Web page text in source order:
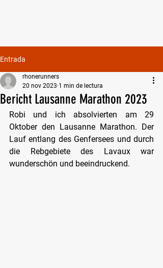
Entrada
Bericht Lausanne Marathon 2023
rhonerunners
20 nov 2023 1 min de lectura
Robi und ich absolvierten am 29
Oktober den Lausanne Marathon. Der
Lauf entlang des Genfersees und durch
die Rebgebiete des Lavaux war
wunderschön und beeindruckend.